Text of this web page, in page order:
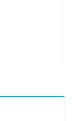
在3年以上，且机
字化成果或促进公
· 获奖企业将参与
联系 特别注
相关奖项证书设计